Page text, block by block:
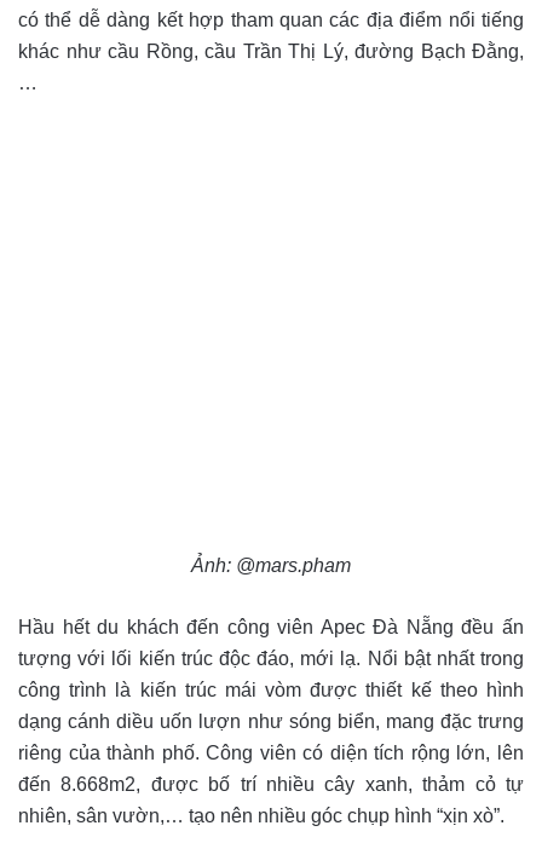
có thể dễ dàng kết hợp tham quan các địa điểm nổi tiếng
khác như cầu Rồng, cầu Trần Thị Lý, đường Bạch Đằng,
…
Ảnh: @mars.pham
Hầu hết du khách đến công viên Apec Đà Nẵng đều ấn
tượng với lối kiến trúc độc đáo, mới lạ. Nổi bật nhất trong
công trình là kiến trúc mái vòm được thiết kế theo hình
dạng cánh diều uốn lượn như sóng biển, mang đặc trưng
riêng của thành phố. Công viên có diện tích rộng lớn, lên
đến 8.668m2, được bố trí nhiều cây xanh, thảm cỏ tự
nhiên, sân vườn,… tạo nên nhiều góc chụp hình “xịn xò”.